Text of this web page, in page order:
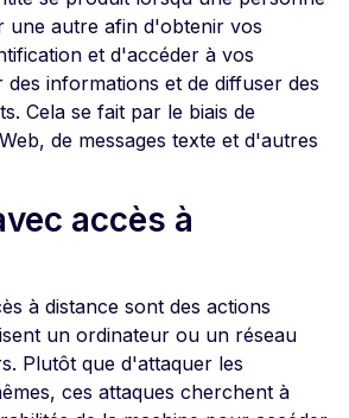
une autre afin d'obtenir vos
et d'accéder à vos
des informations et de diffuser des
Cela se fait par le biais de
de messages texte et d'autres
accès à
à distance sont des actions
un ordinateur ou un réseau
Plutôt que d'attaquer les
ces attaques cherchent à